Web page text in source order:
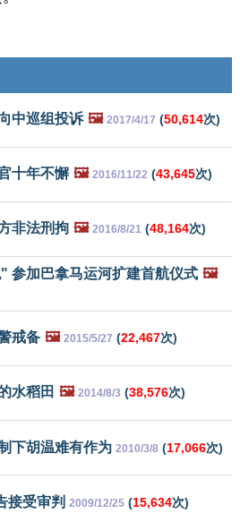
中巡组投诉 🖼️ 2017/4/17 (50,614次)
十年不懈 🖼️ 2016/11/22 (43,645次)
非法刑拘 🖼️ 2016/8/21 (48,164次)
参加巴拿马运河扩建首航仪式 🖼️
戒备 🖼️ 2015/5/27 (22,467次)
水稻田 🖼️ 2014/8/3 (38,576次)
下胡温难有作为 2010/3/8 (17,066次)
接受审判 2009/12/25 (15,634次)